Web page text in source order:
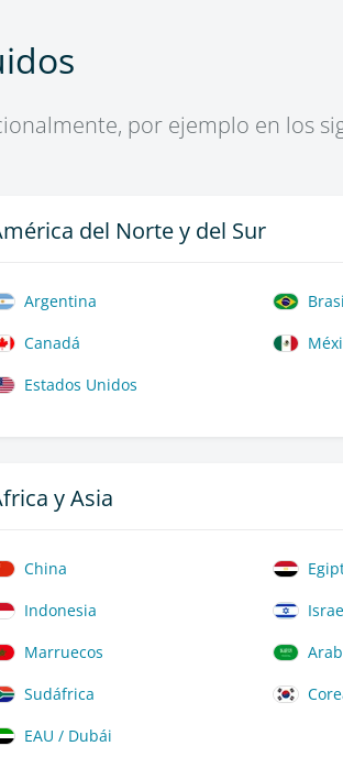
por ejemplo en los
del Norte y del Sur
Argentina
Canadá
Estados Unidos
y Asia
China
Indonesia
Marruecos
Sudáfrica
EAU / Dubái